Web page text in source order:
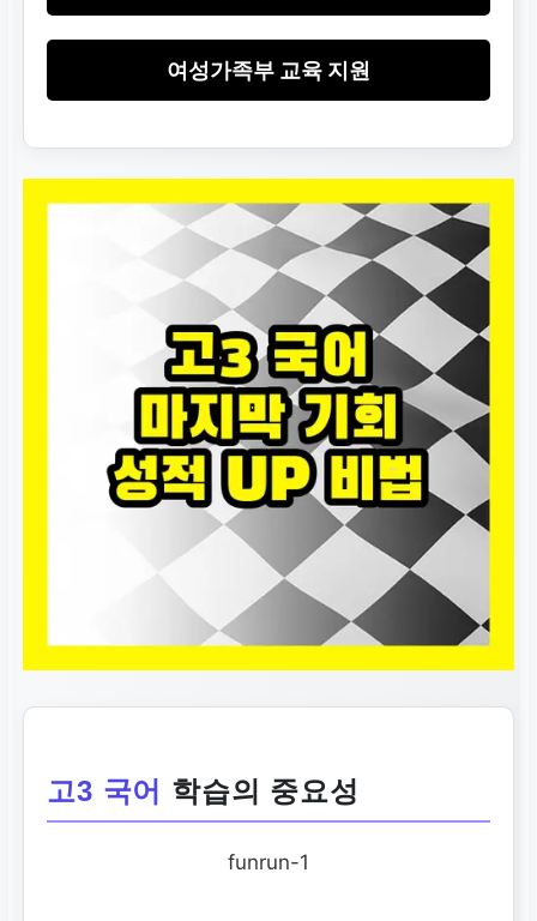
여성가족부 교육 지원
고3 국어 학습의 중요성
funrun-1